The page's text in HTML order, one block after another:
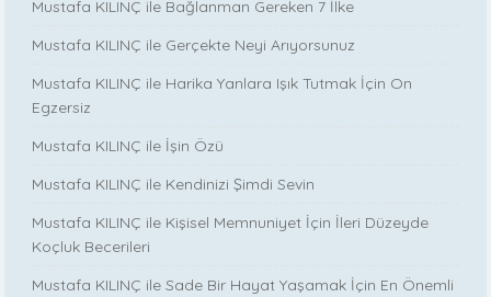
Mustafa KILINÇ ile Bağlanman Gereken 7 İlke
Mustafa KILINÇ ile Gerçekte Neyi Arıyorsunuz
Mustafa KILINÇ ile Harika Yanlara Işık Tutmak İçin On
Egzersiz
Mustafa KILINÇ ile İşin Özü
Mustafa KILINÇ ile Kendinizi Şimdi Sevin
Mustafa KILINÇ ile Kişisel Memnuniyet İçin İleri Düzeyde
Koçluk Becerileri
Mustafa KILINÇ ile Sade Bir Hayat Yaşamak İçin En Önemli